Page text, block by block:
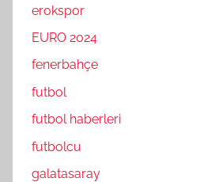
erokspor
EURO 2024
fenerbahçe
futbol
futbol haberleri
futbolcu
galatasaray